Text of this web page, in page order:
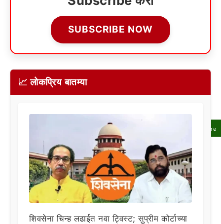
Share
SUBSCRIBE NOW
📈 लोकप्रिय बातम्या
शिवसेना चिन्ह लढाईत नवा ट्विस्ट; सुप्रीम कोर्टाच्या